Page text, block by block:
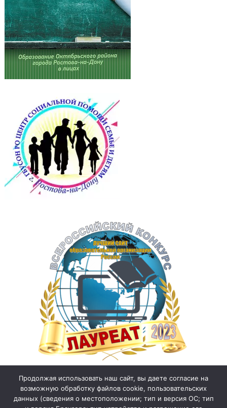
Продолжая использовать наш сайт, вы даете согласие на
возможную обработку файлов cookie, пользовательских
данных (сведения о местоположении; тип и версия ОС; тип